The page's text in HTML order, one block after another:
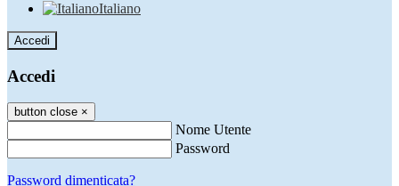
Italiano
Accedi
Accedi
button close ×
Nome Utente
Password
Password dimenticata?